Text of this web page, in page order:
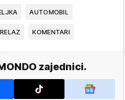
AUTOMOBIL
KOMENTARI
zajednici.